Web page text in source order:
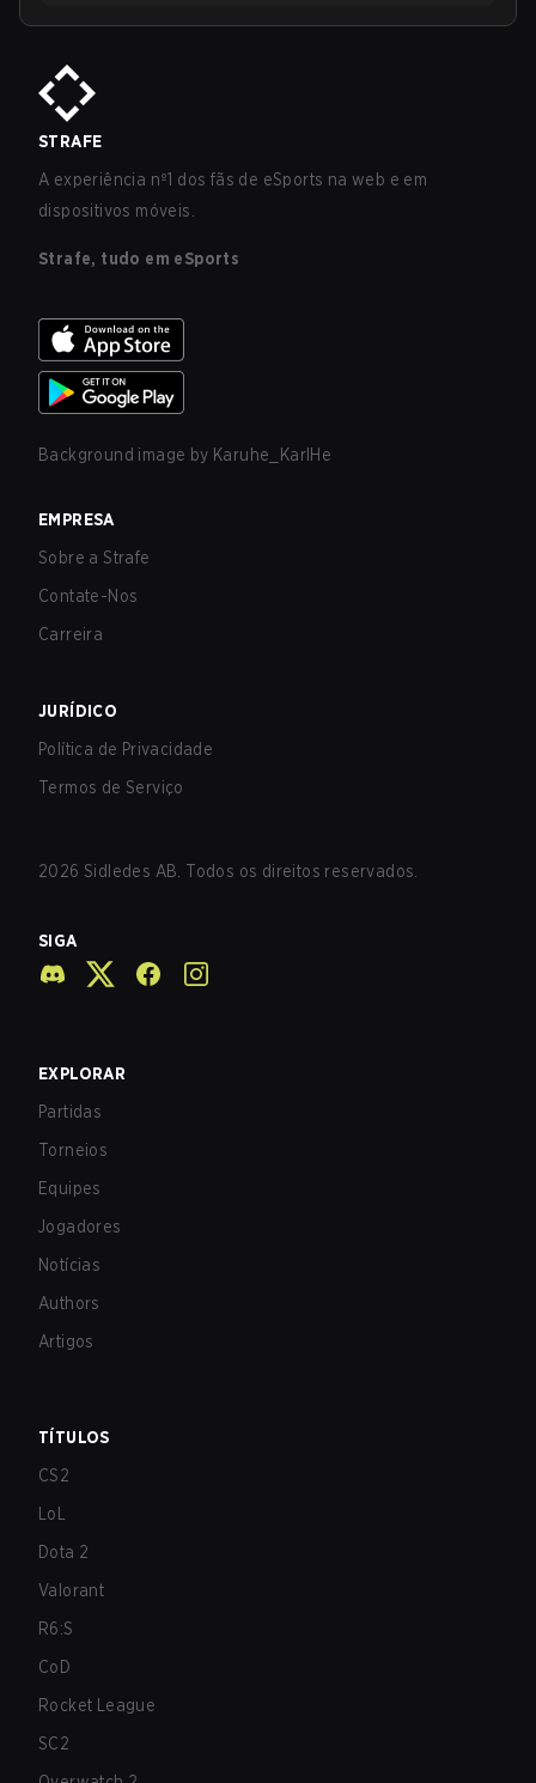
STRAFE
A experiência nº1 dos fãs de eSports na web e em
dispositivos móveis.
Strafe, tudo em eSports
Background image by Karuhe_KarlHe
EMPRESA
Sobre a Strafe
Contate-Nos
Carreira
JURÍDICO
Política de Privacidade
Termos de Serviço
2026 Sidledes AB. Todos os direitos reservados.
SIGA
EXPLORAR
Partidas
Torneios
Equipes
Jogadores
Notícias
Authors
Artigos
TÍTULOS
CS2
LoL
Dota 2
Valorant
R6:S
CoD
Rocket League
SC2